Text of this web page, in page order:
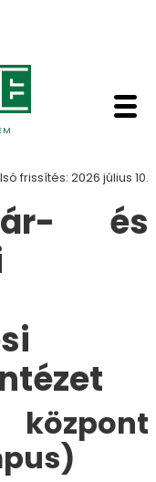
-
frissítés: 2026 július 10.
és